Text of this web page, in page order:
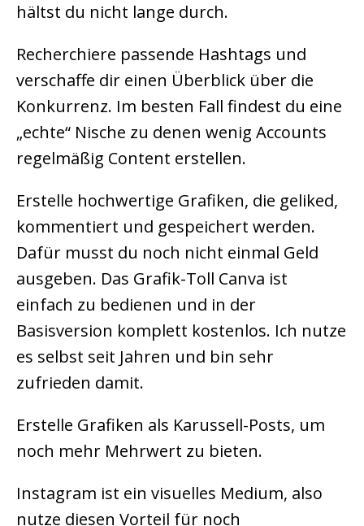
hältst du nicht lange durch.
Recherchiere passende Hashtags und
verschaffe dir einen Überblick über die
Konkurrenz. Im besten Fall findest du eine
„echte“ Nische zu denen wenig Accounts
regelmäßig Content erstellen.
Erstelle hochwertige Grafiken, die geliked,
kommentiert und gespeichert werden.
Dafür musst du noch nicht einmal Geld
ausgeben. Das Grafik-Toll Canva ist
einfach zu bedienen und in der
Basisversion komplett kostenlos. Ich nutze
es selbst seit Jahren und bin sehr
zufrieden damit.
Erstelle Grafiken als Karussell-Posts, um
noch mehr Mehrwert zu bieten.
Instagram ist ein visuelles Medium, also
nutze diesen Vorteil für noch